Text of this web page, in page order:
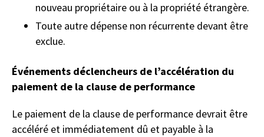
nouveau propriétaire ou à la propriété étrangère.
Toute autre dépense non récurrente devant être
exclue.
Événements déclencheurs de l’accélération du
paiement de la clause de performance
Le paiement de la clause de performance devrait être
accéléré et immédiatement dû et payable à la